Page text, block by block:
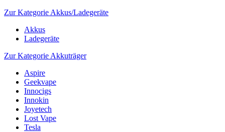
Zur Kategorie Akkus/Ladegeräte
Akkus
Ladegeräte
Zur Kategorie Akkuträger
Aspire
Geekvape
Innocigs
Innokin
Joyetech
Lost Vape
Tesla